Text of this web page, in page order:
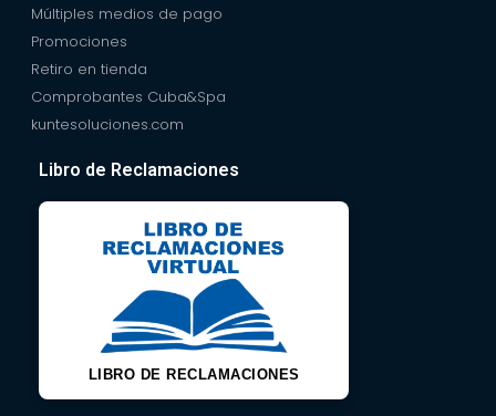
Múltiples medios de pago
Promociones
Retiro en tienda
Comprobantes Cuba&Spa
kuntesoluciones.com
Libro de Reclamaciones
LIBRO DE RECLAMACIONES